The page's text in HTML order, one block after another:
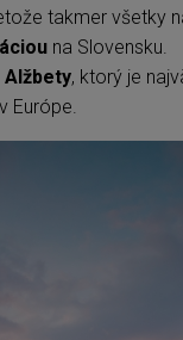
takmer všetky
na Slovensku.
Alžbety, ktorý je
Európe.